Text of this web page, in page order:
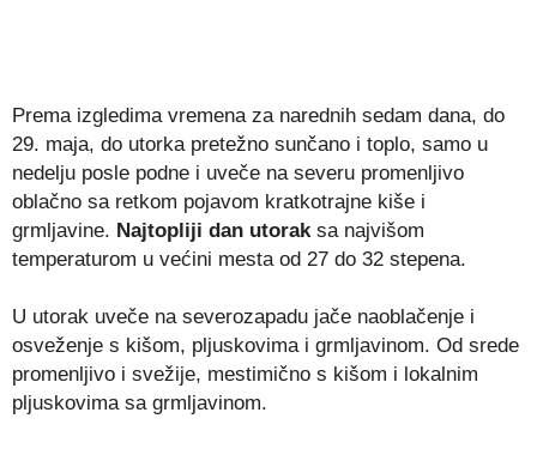
Prema izgledima vremena za narednih sedam dana, do
29. maja, do utorka pretežno sunčano i toplo, samo u
nedelju posle podne i uveče na severu promenljivo
oblačno sa retkom pojavom kratkotrajne kiše i
grmljavine. Najtopliji dan utoraksa najvišom
temperaturom u većini mesta od 27 do 32 stepena.
U utorak uveče na severozapadu jače naoblačenje i
osveženje s kišom, pljuskovima i grmljavinom. Od srede
promenljivo i svežije, mestimično s kišom i lokalnim
pljuskovima sa grmljavinom.